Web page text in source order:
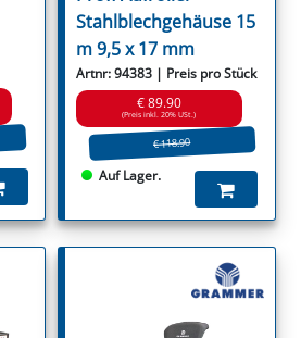
Stahlblechgehäuse 15
m 9,5 x 17 mm
Artnr: 94383 | Preis pro Stück
€ 89.90
(Preis inkl. 20% USt.)
€ 118.90
Auf Lager.